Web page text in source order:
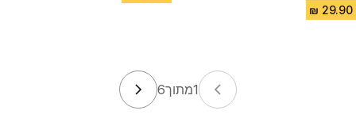
1מתוך6